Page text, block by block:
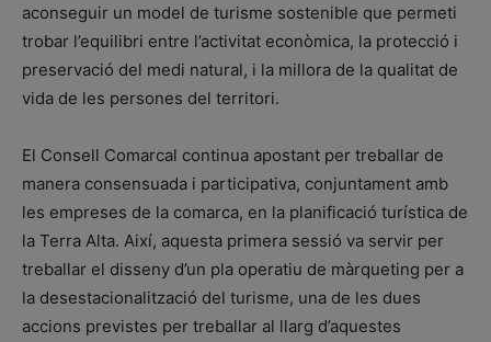
aconseguir un model de turisme sostenible que permeti
trobar l’equilibri entre l’activitat econòmica, la protecció i
preservació del medi natural, i la millora de la qualitat de
vida de les persones del territori.
El Consell Comarcal continua apostant per treballar de
manera consensuada i participativa, conjuntament amb
les empreses de la comarca, en la planificació turística de
la Terra Alta. Així, aquesta primera sessió va servir per
treballar el disseny d’un pla operatiu de màrqueting per a
la desestacionalització del turisme, una de les dues
accions previstes per treballar al llarg d’aquestes